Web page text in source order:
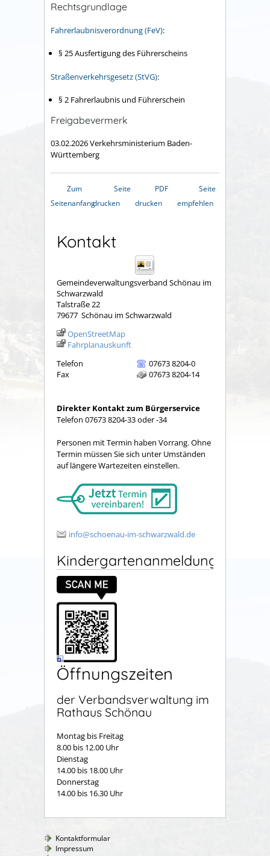
Rechtsgrundlage
Fahrerlaubnisverordnung (FeV):
§ 25 Ausfertigung des Führerscheins
Straßenverkehrsgesetz (StVG):
§ 2 Fahrerlaubnis und Führerschein
Freigabevermerk
03.02.2026 Verkehrsministerium Baden-
Württemberg
Zum
Seitenanfang
Seite
drucken
PDF
drucken
Seite
empfehlen
Kontakt
Gemeindeverwaltungsverband Schönau im
Schwarzwald
Talstraße 22
79677 Schönau im Schwarzwald
OpenStreetMap
Fahrplanauskunft
Telefon
07673 8204-0
Fax
07673 8204-14
Direkter Kontakt zum Bürgerservice
Telefon 07673 8204-33 oder -34
Personen mit Termin haben Vorrang. Ohne
Termin müssen Sie sich unter Umständen
auf längere Wartezeiten einstellen.
info@schoenau-im-schwarzwald.de
Kindergartenanmeldung
Öffnungszeiten
der Verbandsverwaltung im
Rathaus Schönau
Montag bis Freitag
8.00 bis 12.00 Uhr
Dienstag
14.00 bis 18.00 Uhr
Donnerstag
14.00 bis 16.30 Uhr
Kontaktformular
Impressum